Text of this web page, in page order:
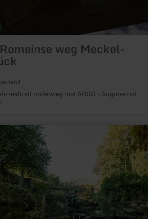
weg Meckel-
realiteit onderweg met ARGO - Augmented